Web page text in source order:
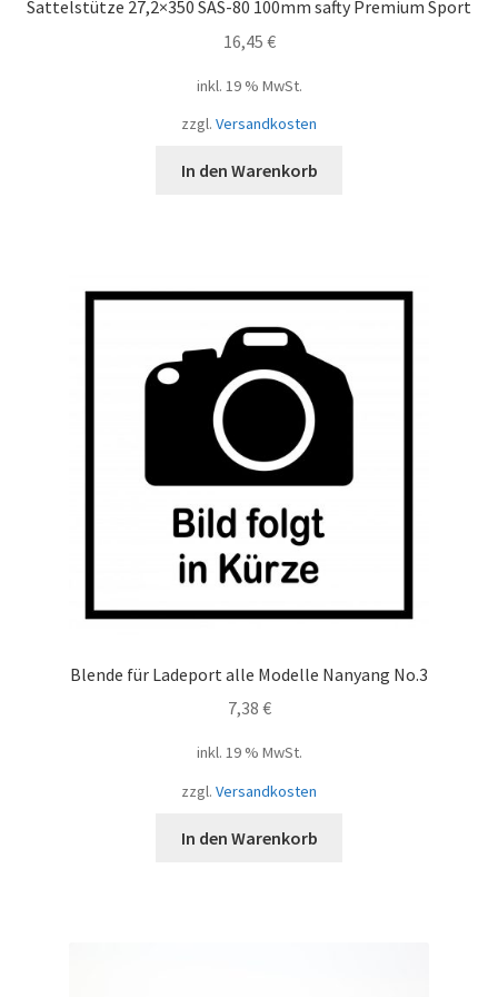
Sattelstütze 27,2×350 SAS-80 100mm safty Premium Sport
16,45 €
inkl. 19 % MwSt.
zzgl. Versandkosten
In den Warenkorb
Blende für Ladeport alle Modelle Nanyang No.3
7,38 €
inkl. 19 % MwSt.
zzgl. Versandkosten
In den Warenkorb